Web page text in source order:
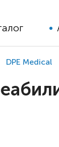
DPE Medical